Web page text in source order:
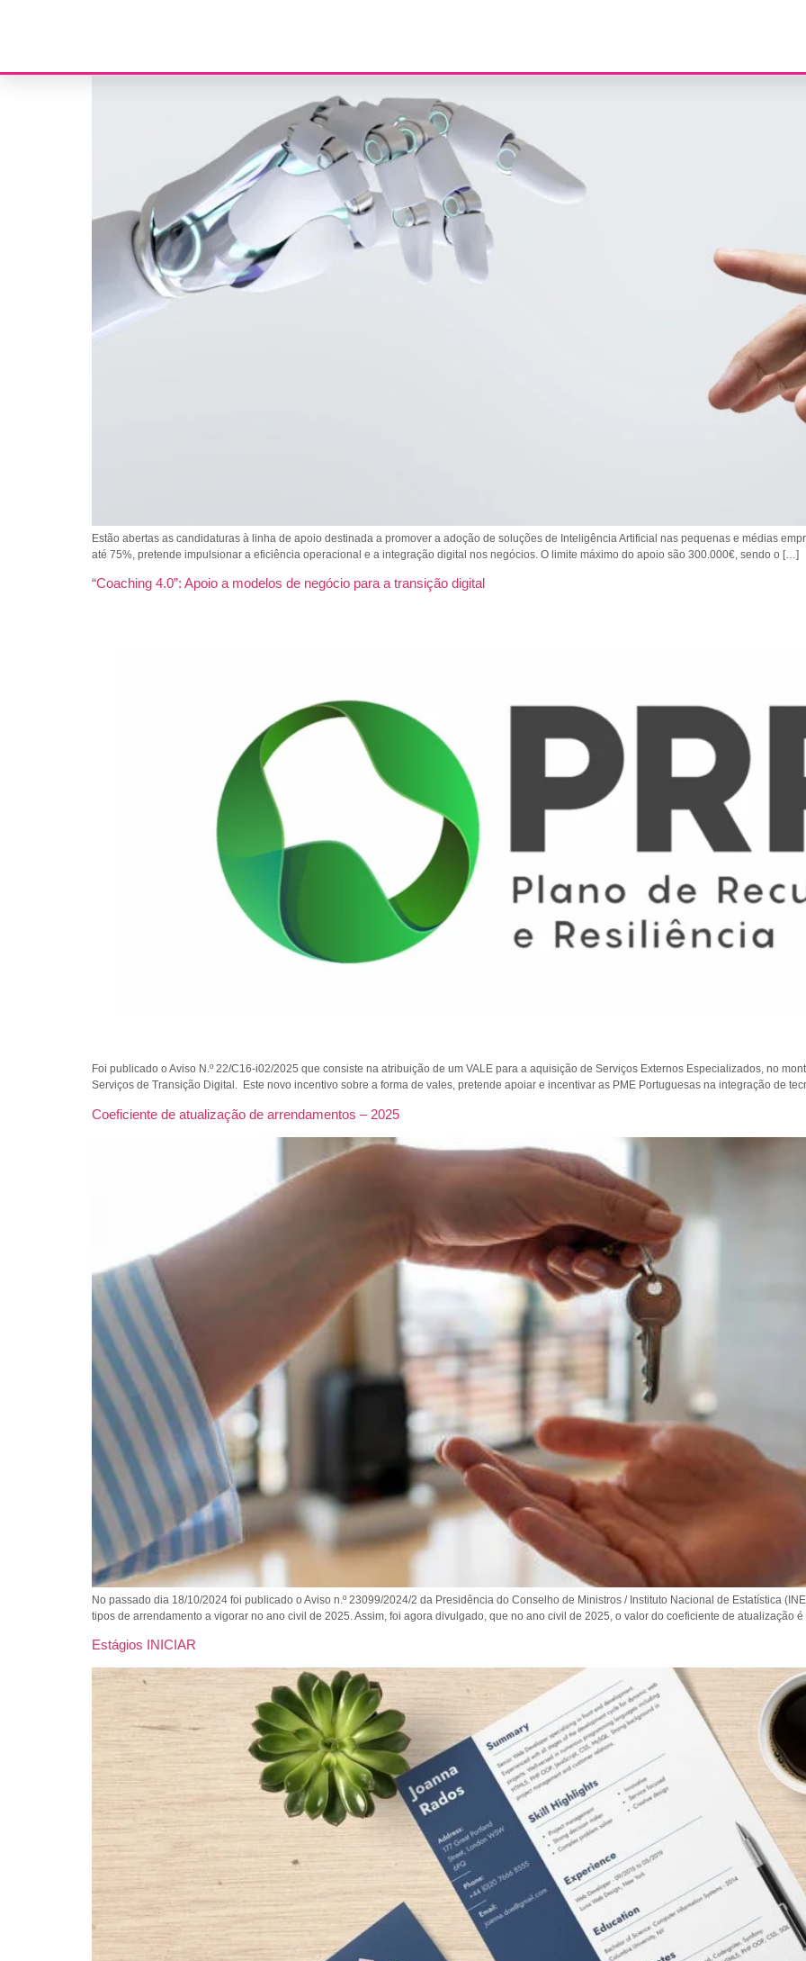
Estão abertas as candidaturas à linha de apoio destinada a promover a adoção de soluções de Inteligência Artificial nas pequenas e médias
até 75%, pretende impulsionar a eficiência operacional e a integração digital nos negócios. O limite máximo do apoio são 300.000€, sendo o […]
“Coaching 4.0”: Apoio a modelos de negócio para a transição digital
Foi publicado o Aviso N.º 22/C16-i02/2025 que consiste na atribuição de um VALE para a aquisição de Serviços Externos Especializados, no
Serviços de Transição Digital. Este novo incentivo sobre a forma de vales, pretende apoiar e incentivar as PME Portuguesas na integração de
Coeficiente de atualização de arrendamentos – 2025
No passado dia 18/10/2024 foi publicado o Aviso n.º 23099/2024/2 da Presidência do Conselho de Ministros / Instituto Nacional de Estatística
tipos de arrendamento a vigorar no ano civil de 2025. Assim, foi agora divulgado, que no ano civil de 2025, o valor do coeficiente de atualização
Estágios INICIAR